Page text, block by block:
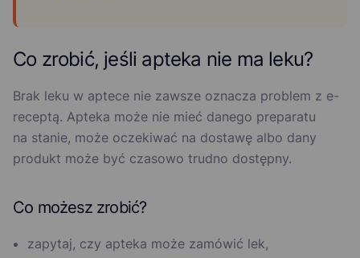
Co zrobić, jeśli apteka nie ma leku?
Brak leku w aptece nie zawsze oznacza problem z e-
receptą. Apteka może nie mieć danego preparatu
na stanie, może oczekiwać na dostawę albo dany
produkt może być czasowo trudno dostępny.
Co możesz zrobić?
zapytaj, czy apteka może zamówić lek,